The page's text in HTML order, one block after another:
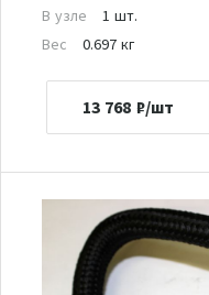
В узле
1 шт.
Вес
0.697 кг
13 768 ₽/шт